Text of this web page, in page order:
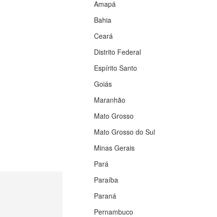
Amapá
Bahia
Ceará
Distrito Federal
Espírito Santo
Goiás
Maranhão
Mato Grosso
Mato Grosso do Sul
Minas Gerais
Pará
Paraíba
Paraná
Pernambuco